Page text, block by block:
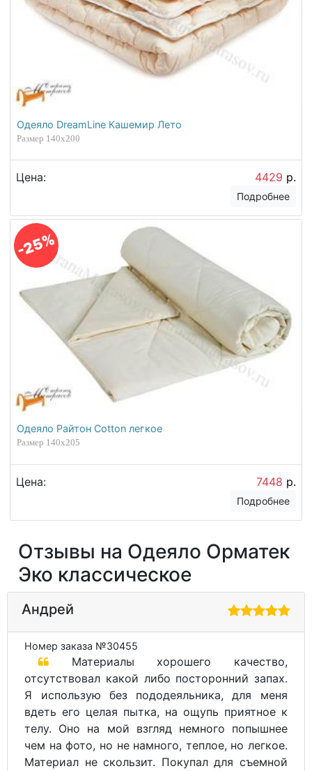
Одеяло DreamLine Кашемир Лето
Размер 140х200
Цена: 4429 р.
Подробнее
-25%
Одеяло Райтон Cotton легкое
Размер 140х205
Цена: 7448 р.
Подробнее
Отзывы на Одеяло Орматек
Эко классическое
Андрей
Номер заказа №30455
Материалы хорошего качество,
отсутствовал какой либо посторонний запах.
Я использую без пододеяльника, для меня
вдеть его целая пытка, на ощупь приятное к
телу. Оно на мой взгляд немного попышнее
чем на фото, но не намного, теплое, но легкое.
Материал не скользит. Покупал для съемной